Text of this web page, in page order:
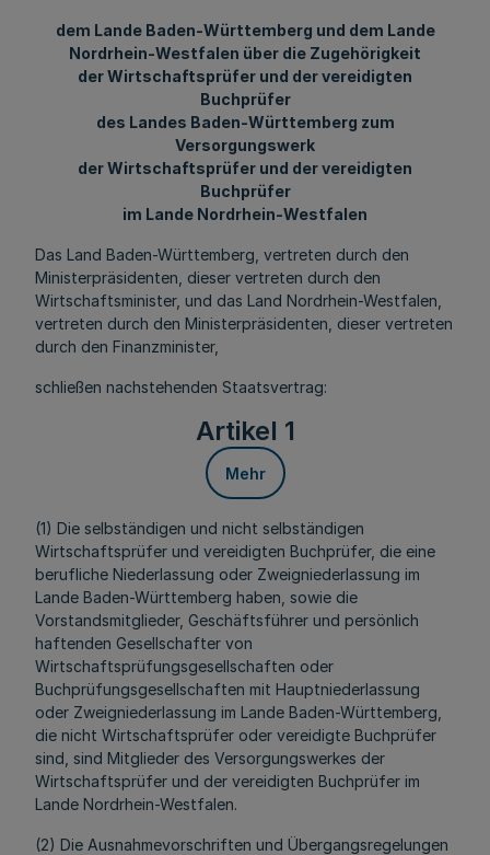
dem Lande Baden-Württemberg und dem Lande
Nordrhein-Westfalen über die Zugehörigkeit
der Wirtschaftsprüfer und der vereidigten
Buchprüfer
des Landes Baden-Württemberg zum
Versorgungswerk
der Wirtschaftsprüfer und der vereidigten
Buchprüfer
im Lande Nordrhein-Westfalen
Das Land Baden-Württemberg, vertreten durch den
Ministerpräsidenten, dieser vertreten durch den
Wirtschaftsminister, und das Land Nordrhein-Westfalen,
vertreten durch den Ministerpräsidenten, dieser vertreten
durch den Finanzminister,
schließen nachstehenden Staatsvertrag:
Artikel 1
Mehr
(1) Die selbständigen und nicht selbständigen
Wirtschaftsprüfer und vereidigten Buchprüfer, die eine
berufliche Niederlassung oder Zweigniederlassung im
Lande Baden-Württemberg haben, sowie die
Vorstandsmitglieder, Geschäftsführer und persönlich
haftenden Gesellschafter von
Wirtschaftsprüfungsgesellschaften oder
Buchprüfungsgesellschaften mit Hauptniederlassung
oder Zweigniederlassung im Lande Baden-Württemberg,
die nicht Wirtschaftsprüfer oder vereidigte Buchprüfer
sind, sind Mitglieder des Versorgungswerkes der
Wirtschaftsprüfer und der vereidigten Buchprüfer im
Lande Nordrhein-Westfalen.
(2) Die Ausnahmevorschriften und Übergangsregelungen